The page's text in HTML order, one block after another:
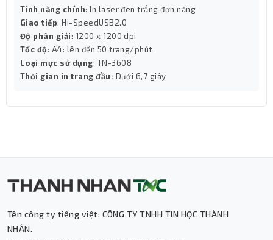
Tính năng chính: In laser đen trắng đơn năng
Giao tiếp: Hi-SpeedUSB2.0
Độ phân giải: 1200 x 1200 dpi
Tốc độ: A4: lên đến 50 trang/phút
Loại mực sử dụng: TN-3608
Thời gian in trang đầu: Dưới 6,7 giây
Tên công ty tiếng việt: CÔNG TY TNHH TIN HỌC THÀNH
NHÂN.